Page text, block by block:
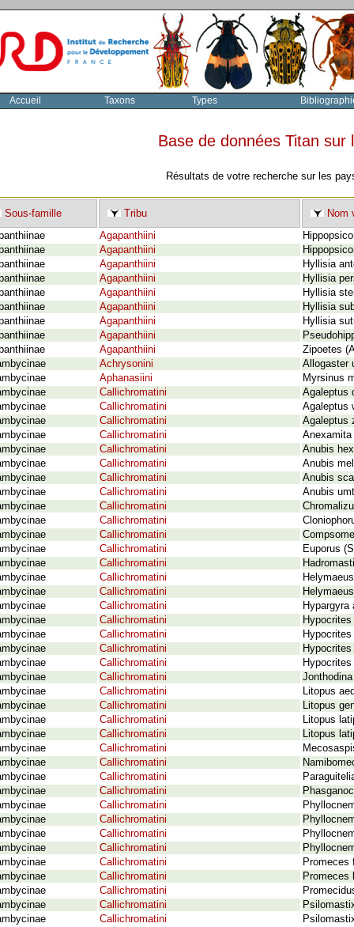
Accueil Taxons Types
Base de données Titan
Résultats de votre recherche sur les
Sous-famille Tribu
Nom
Agapanthiini
Agapanthiini
Agapanthiini
Hyllisia
Agapanthiini
Hyllisia
Agapanthiini
Hyllisia
Agapanthiini
Hyllisia
Agapanthiini
Hyllisia
Agapanthiini
Agapanthiini
Zipoetes
Achrysonini
Allogaster
Aphanasiini
Myrsinus
Callichromatini
Agaleptus
Callichromatini
Agaleptus
Callichromatini
Agaleptus
Callichromatini
Anexamita
Callichromatini
Anubis
Callichromatini
Anubis
Callichromatini
Anubis
Callichromatini
Anubis
Callichromatini
Callichromatini
Callichromatini
Callichromatini
Euporus
Callichromatini
Callichromatini
Callichromatini
Callichromatini
Hypargyra
Callichromatini
Callichromatini
Callichromatini
Callichromatini
Callichromatini
Callichromatini
Litopus
Callichromatini
Litopus
Callichromatini
Litopus
Callichromatini
Litopus
Callichromatini
Callichromatini
Callichromatini
Callichromatini
Callichromatini
Callichromatini
Callichromatini
Callichromatini
Callichromatini
Promeces
Callichromatini
Promeces
Callichromatini
Callichromatini
Callichromatini